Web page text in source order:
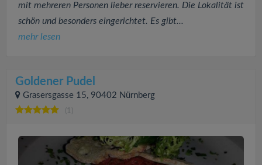
mit mehreren Personen lieber reservieren. Die Lokalität ist
schön und besonders eingerichtet. Es gibt...
mehr lesen
Goldener Pudel
Grasersgasse 15, 90402 Nürnberg
(1)